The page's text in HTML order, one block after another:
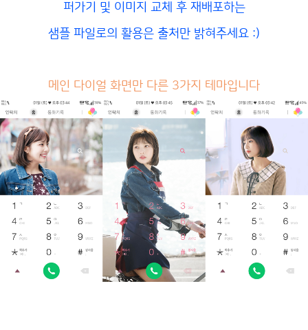
퍼가기 및 이미지 교체 후 재배포하는
샘플 파일로의 활용은 출처만 밝혀주세요 :)
메인 다이얼 화면만 다른 3가지 테마입니다